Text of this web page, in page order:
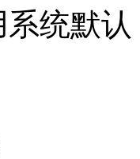
统默认